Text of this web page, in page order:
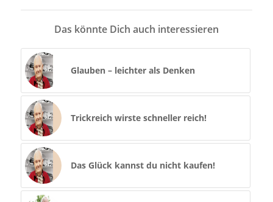
Das könnte Dich auch interessieren
Glauben – leichter als Denken
Trickreich wirste schneller reich!
Das Glück kannst du nicht kaufen!